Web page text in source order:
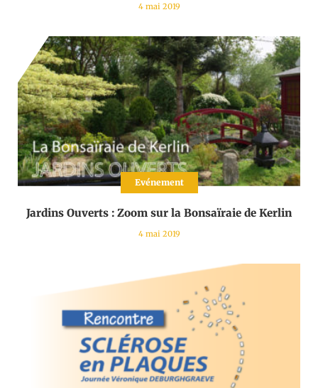
4 mai 2019
Evénement
Jardins Ouverts : Zoom sur la Bonsaïraie de Kerlin
4 mai 2019